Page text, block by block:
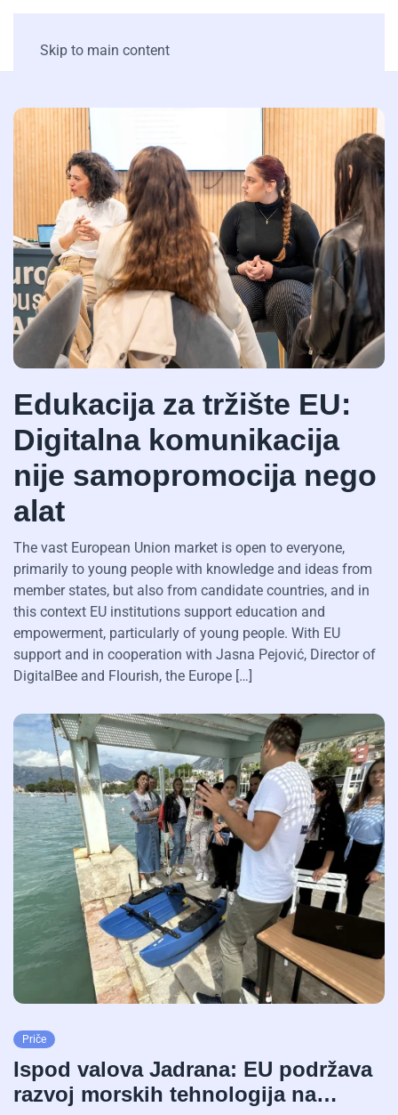
Skip to main content
Edukacija za tržište EU:
Digitalna komunikacija
nije samopromocija nego
alat
The vast European Union market is open to everyone,
primarily to young people with knowledge and ideas from
member states, but also from candidate countries, and in
this context EU institutions support education and
empowerment, particularly of young people. With EU
support and in cooperation with Jasna Pejović, Director of
DigitalBee and Flourish, the Europe […]
Priče
Ispod valova Jadrana: EU podržava
razvoj morskih tehnologija na…